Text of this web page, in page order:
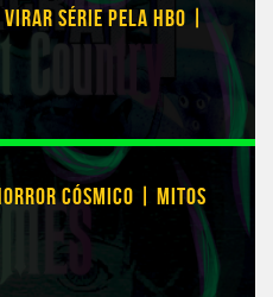
SÉRIE PELA HBO |
CÓSMICO | MITOS